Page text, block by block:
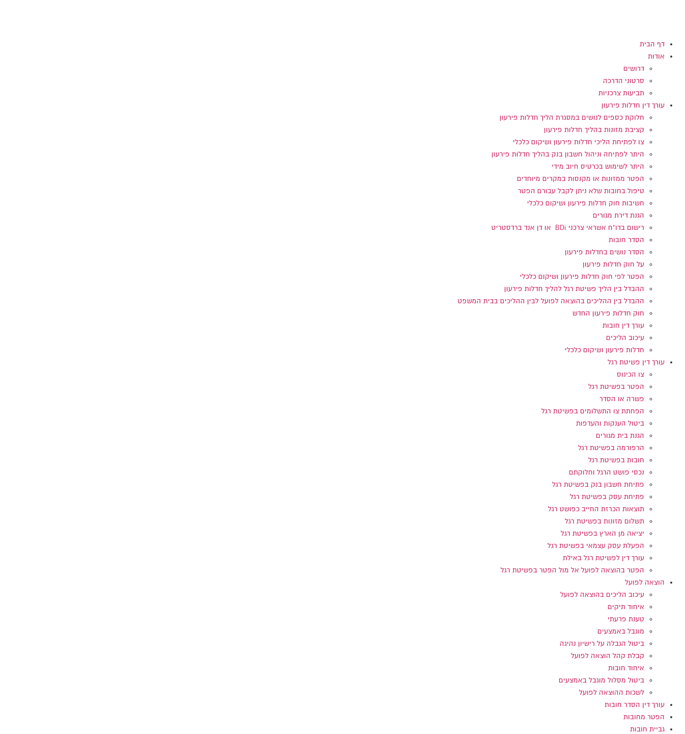
דף הבית
אודות
דרושים
סרטוני הדרכה
תביעות צרכניות
עורך דין חדלות פירעון
חלוקת כספים לנושים במסגרת הליך חדלות פירעון
קציבת מזונות בהליך חדלות פירעון
צו לפתיחת הליכי חדלות פירעון ושיקום כלכלי
היתר לפתיחה וניהול חשבון בנק בהליך חדלות פירעון
היתר לשימוש בכרטיס חיוב מידי
הפטר ממזונות או מקנסות במקרים מיוחדים
טיפול בחובות שלא ניתן לקבל עבורם הפטר
חשיבות חוק חדלות פירעון ושיקום כלכלי
הגנת דירת מגורים
רישום בדו"ח אשראי צרכני BDi או דן אנד ברדסטריט
הסדר חובות
הסדר נושים בחדלות פירעון
על חוק חדלות פירעון
הפטר לפי חוק חדלות פירעון ושיקום כלכלי
ההבדל בין הליך פשיטת רגל להליך חדלות פירעון
ההבדל בין ההליכים בהוצאה לפועל לבין ההליכים בבית המשפט
חוק חדלות פירעון החדש
עורך דין חובות
עיכוב הליכים
חדלות פירעון ושיקום כלכלי
עורך דין פשיטת רגל
צו הכינוס
הפטר בפשיטת רגל
פשרה או הסדר
הפחתת צו התשלומים בפשיטת רגל
ביטול הענקות והעדפות
הגנת בית מגורים
הרפורמה בפשיטת רגל
חובות בפשיטת רגל
נכסי פושט הרגל וחלוקתם
פתיחת חשבון בנק בפשיטת רגל
פתיחת עסק בפשיטת רגל
תוצאות הכרזת החייב כפושט רגל
תשלום מזונות בפשיטת רגל
יציאה מן הארץ בפשיטת רגל
הפעלת עסק עצמאי בפשיטת רגל
עורך דין לפשיטת רגל באילת
הפטר בהוצאה לפועל אל מול הפטר בפשיטת רגל
הוצאה לפועל
עיכוב הליכים בהוצאה לפועל
איחוד תיקים
טענת פרעתי
מוגבל באמצעים
ביטול הגבלה על רישיון נהיגה
קבלת קהל הוצאה לפועל
איחוד חובות
ביטול מסלול מוגבל באמצעים
לשכות ההוצאה לפועל
עורך דין הסדר חובות
הפטר מחובות
גביית חובות